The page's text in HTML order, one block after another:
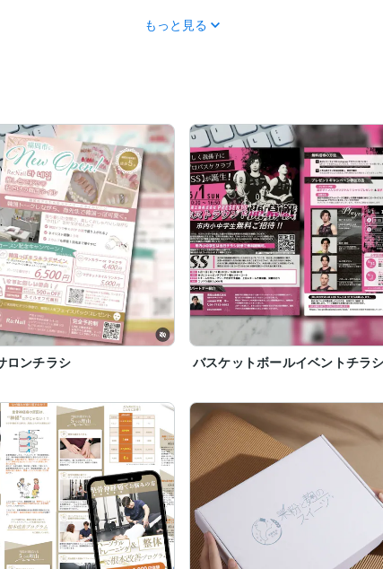
もっと見る
ロンチラシ バスケットボールイベントチラ